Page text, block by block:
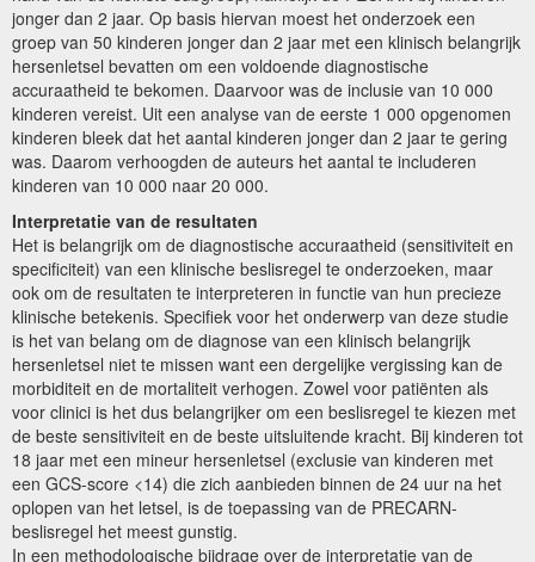
jonger dan 2 jaar. Op basis hiervan moest het onderzoek een
groep van 50 kinderen jonger dan 2 jaar met een klinisch belangrijk
hersenletsel bevatten om een voldoende diagnostische
accuraatheid te bekomen. Daarvoor was de inclusie van 10 000
kinderen vereist. Uit een analyse van de eerste 1 000 opgenomen
kinderen bleek dat het aantal kinderen jonger dan 2 jaar te gering
was. Daarom verhoogden de auteurs het aantal te includeren
kinderen van 10 000 naar 20 000.
Interpretatie van de resultaten
Het is belangrijk om de diagnostische accuraatheid (sensitiviteit en
specificiteit) van een klinische beslisregel te onderzoeken, maar
ook om de resultaten te interpreteren in functie van hun precieze
klinische betekenis. Specifiek voor het onderwerp van deze studie
is het van belang om de diagnose van een klinisch belangrijk
hersenletsel niet te missen want een dergelijke vergissing kan de
morbiditeit en de mortaliteit verhogen. Zowel voor patiënten als
voor clinici is het dus belangrijker om een beslisregel te kiezen met
de beste sensitiviteit en de beste uitsluitende kracht. Bij kinderen tot
18 jaar met een mineur hersenletsel (exclusie van kinderen met
een GCS-score <14) die zich aanbieden binnen de 24 uur na het
oplopen van het letsel, is de toepassing van de PRECARN-
beslisregel het meest gunstig.
In een methodologische bijdrage over de interpretatie van de